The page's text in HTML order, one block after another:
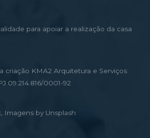
para apoiar a realização da casa
criação KMA2 Arquitetura e Serviços
09.214.816/0001-92
Imagens by Unsplash